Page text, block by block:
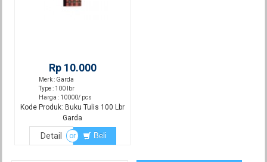
Rp 10.000
Merk : Garda
Type : 100 lbr
Harga : 10000/ pcs
Kode Produk: Buku Tulis 100 Lbr
Garda
Detail or Beli